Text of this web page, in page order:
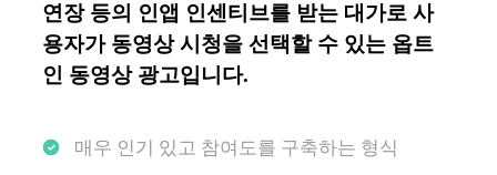
연장 등의 인앱 인센티브를 받는 대가로 사
용자가 동영상 시청을 선택할 수 있는 옵트
인 동영상 광고입니다.
매우 인기 있고 참여도를 구축하는 형식